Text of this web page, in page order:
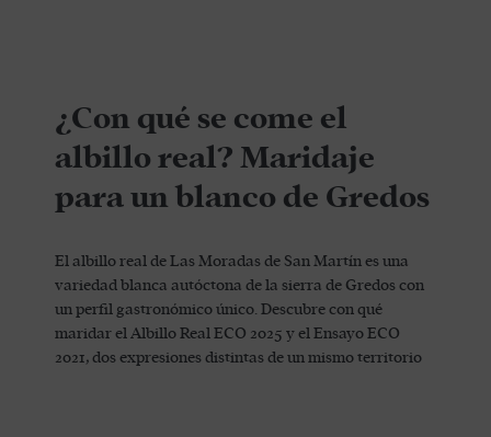
¿Con qué se come el
albillo real? Maridaje
para un blanco de Gredos
El albillo real de Las Moradas de San Martín es una
variedad blanca autóctona de la sierra de Gredos con
un perfil gastronómico único. Descubre con qué
maridar el Albillo Real ECO 2025 y el Ensayo ECO
2021, dos expresiones distintas de un mismo territorio